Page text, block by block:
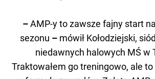
–AMP-y to zawsze fajny start
sezonu – mówił Kołodziejski,
niedawnych halowych MŚ w
Traktowałem go treningowo, ale